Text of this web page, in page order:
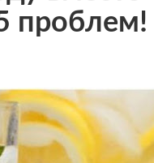
проблем!